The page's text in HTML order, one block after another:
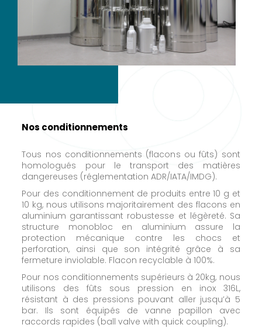
Nos conditionnements
Tous nos conditionnements (flacons ou fûts) sont
homologués pour le transport des matières
dangereuses (réglementation ADR/IATA/IMDG).
Pour des conditionnement de produits entre 10 g et
10 kg, nous utilisons majoritairement des flacons en
aluminium garantissant robustesse et légèreté. Sa
structure monobloc en aluminium assure la
protection mécanique contre les chocs et
perforation, ainsi que son intégrité grâce à sa
fermeture inviolable. Flacon recyclable à 100%.
Pour nos conditionnements supérieurs à 20kg, nous
utilisons des fûts sous pression en inox 316L,
résistant à des pressions pouvant aller jusqu’à 5
bar. Ils sont équipés de vanne papillon avec
raccords rapides (ball valve with quick coupling).